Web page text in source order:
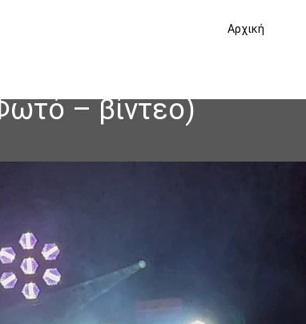
Αρχική
– βίντεο)